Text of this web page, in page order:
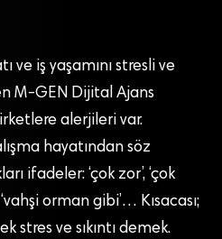
ve iş yaşamını stresli ve
M-GEN Dijital Ajans
alerjileri var.
hayatından söz
ifadeler: ‘çok zor’, ‘çok
‘vahşi orman gibi’… Kısacası;
stres ve sıkıntı demek.